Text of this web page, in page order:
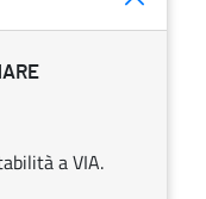
a VIA.